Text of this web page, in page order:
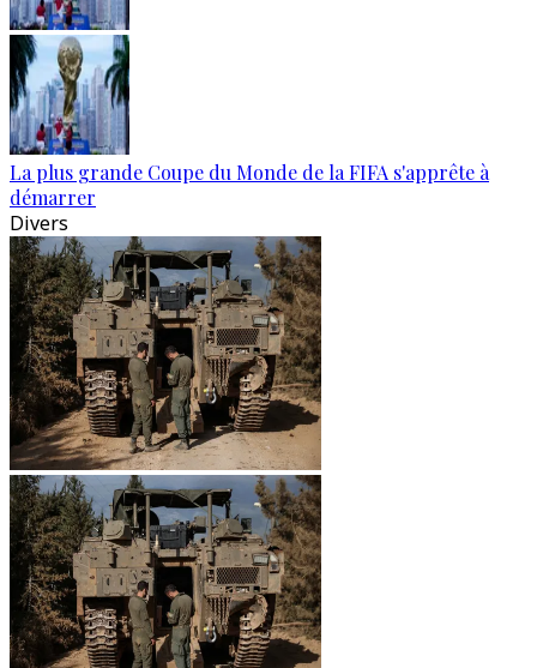
La plus grande Coupe du Monde de la FIFA s'apprête à
démarrer
Divers